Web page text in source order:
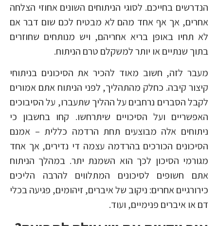
הנדרשים בחייכם. לסוגי הניתוחים השונים אחוזי הצלחה
אחרים, אך אף אחד מהם לא מבטיח לכם שום דבר אם
לא תחיו באופן בריא אחריהם, ויש מנותחים שחוזרים
בתוך שנתיים או יותר למשקלם טרם הניתוח.
מעבר לזה, חשוב מאוד להכיר את הסיכונים בניתוחי
קיצור קיבה. כחלק מהתהליך, לפני הניתוח אתם אמורים
לקבל הסברים נרחבים על ההליך שתעברו, על הסיבוכים
האפשריים ועל הסיכויים שיתרחשו. קחו בחשבון כי
ניתוחים אלה מבוצעים תחת הרדמה כללית – אמנם
הסיכונים הכורכים בהרדמה עצמה די נדירים, אך אחד
מגורמי הסיכון לכך הוא השמנת יתר. במהלך הניתוח
אתם חשופים לסיכונים המתלווים להרבה הליכים
כירורגיים אחרים: ניקוב של איברים, זיהומים, פגיעה בכלי
דם או איברים פנימיים, ועוד.